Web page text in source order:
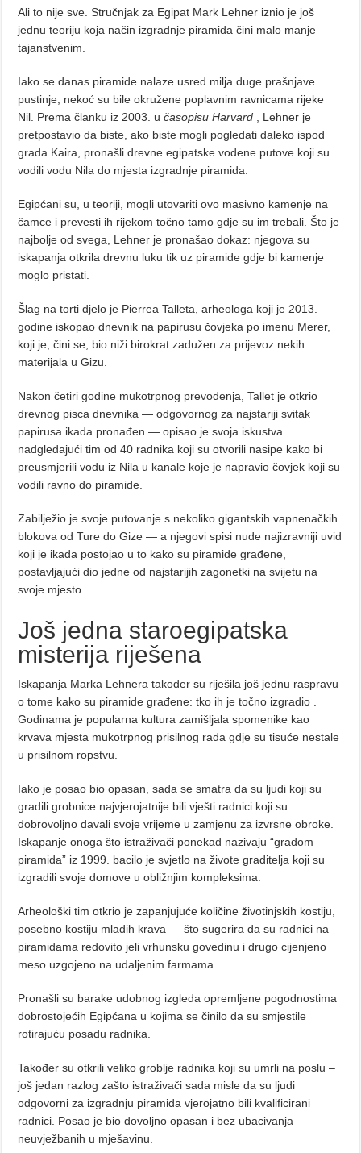
Ali to nije sve. Stručnjak za Egipat Mark Lehner iznio je još
jednu teoriju koja način izgradnje piramida čini malo manje
tajanstvenim.
Iako se danas piramide nalaze usred milja duge prašnjave
pustinje, nekoć su bile okružene poplavnim ravnicama rijeke
Nil. Prema članku iz 2003. učasopisu Harvard , Lehner je
pretpostavio da biste, ako biste mogli pogledati daleko ispod
grada Kaira, pronašli drevne egipatske vodene putove koji su
vodili vodu Nila do mjesta izgradnje piramida.
Egipćani su, u teoriji, mogli utovariti ovo masivno kamenje na
čamce i prevesti ih rijekom točno tamo gdje su im trebali. Što je
najbolje od svega, Lehner je pronašao dokaz: njegova su
iskapanja otkrila drevnu luku tik uz piramide gdje bi kamenje
moglo pristati.
Šlag na torti djelo je Pierrea Talleta, arheologa koji je 2013.
godine iskopao dnevnik na papirusu čovjeka po imenu Merer,
koji je, čini se, bio niži birokrat zadužen za prijevoz nekih
materijala u Gizu.
Nakon četiri godine mukotrpnog prevođenja, Tallet je otkrio
drevnog pisca dnevnika — odgovornog za najstariji svitak
papirusa ikada pronađen — opisao je svoja iskustva
nadgledajući tim od 40 radnika koji su otvorili nasipe kako bi
preusmjerili vodu iz Nila u kanale koje je napravio čovjek koji su
vodili ravno do piramide.
Zabilježio je svoje putovanje s nekoliko gigantskih vapnenačkih
blokova od Ture do Gize — a njegovi spisi nude najizravniji uvid
koji je ikada postojao u to kako su piramide građene,
postavljajući dio jedne od najstarijih zagonetki na svijetu na
svoje mjesto.
Još jedna staroegipatska
misterija riješena
Iskapanja Marka Lehnera također su riješila još jednu raspravu
o tome kako su piramide građene: tko ih je točno izgradio .
Godinama je popularna kultura zamišljala spomenike kao
krvava mjesta mukotrpnog prisilnog rada gdje su tisuće nestale
u prisilnom ropstvu.
Iako je posao bio opasan, sada se smatra da su ljudi koji su
gradili grobnice najvjerojatnije bili vješti radnici koji su
dobrovoljno davali svoje vrijeme u zamjenu za izvrsne obroke.
Iskapanje onoga što istraživači ponekad nazivaju “gradom
piramida” iz 1999. bacilo je svjetlo na živote graditelja koji su
izgradili svoje domove u obližnjim kompleksima.
Arheološki tim otkrio je zapanjujuće količine životinjskih kostiju,
posebno kostiju mladih krava — što sugerira da su radnici na
piramidama redovito jeli vrhunsku govedinu i drugo cijenjeno
meso uzgojeno na udaljenim farmama.
Pronašli su barake udobnog izgleda opremljene pogodnostima
dobrostojećih Egipćana u kojima se činilo da su smjestile
rotirajuću posadu radnika.
Također su otkrili veliko groblje radnika koji su umrli na poslu –
još jedan razlog zašto istraživači sada misle da su ljudi
odgovorni za izgradnju piramida vjerojatno bili kvalificirani
radnici. Posao je bio dovoljno opasan i bez ubacivanja
neuvježbanih u mješavinu.